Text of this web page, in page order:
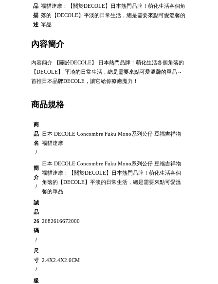
品
描
述
福貓達摩：【關於DECOLE】日本熱門品牌！萌化生活各個角
落的【DECOLE】平淡的日常生活，總是需要來點可愛溫馨的
單品
內容簡介
內容簡介 【關於DECOLE】 日本熱門品牌！萌化生活各個角落的
【DECOLE】 平淡的日常生活，總是需要來點可愛溫馨的單品～
首推日本品牌DECOLE，讓它給你療癒魔力！
商品規格
商
品
名
/
日本 DECOLE Concombre Fuku Mono系列公仔 豆福吉祥物
福貓達摩
簡
介
/
日本 DECOLE Concombre Fuku Mono系列公仔 豆福吉祥物
福貓達摩：【關於DECOLE】日本熱門品牌！萌化生活各個
角落的【DECOLE】平淡的日常生活，總是需要來點可愛溫
馨的單品
誠
品
26
碼
/
2682616672000
尺
寸
/
2.4X2.4X2.6CM
級